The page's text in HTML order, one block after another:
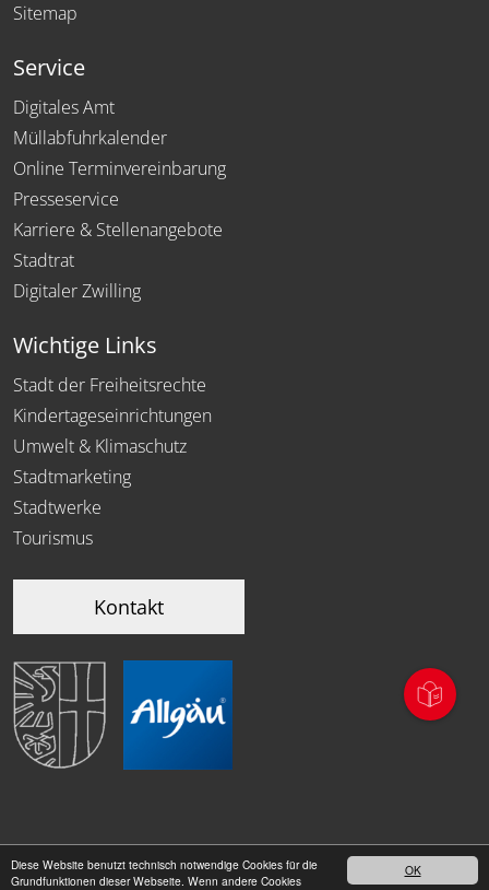
OK
Diese Website benutzt technisch notwendige Cookies für die
Grundfunktionen dieser Webseite. Wenn andere Cookies
Sitemap
Service
Digitales Amt
Müllabfuhrkalender
Online Terminvereinbarung
Presseservice
Karriere & Stellenangebote
Stadtrat
Digitaler Zwilling
Wichtige Links
Stadt der Freiheitsrechte
Kindertageseinrichtungen
Umwelt & Klimaschutz
Stadtmarketing
Stadtwerke
Tourismus
Kontakt